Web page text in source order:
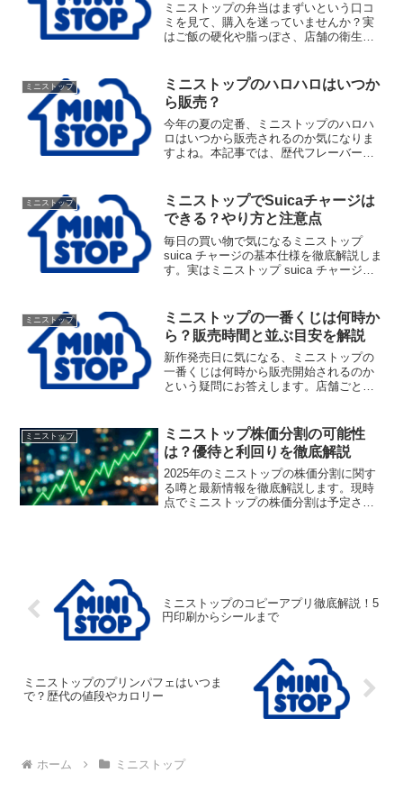
ミニストップの弁当はまずいという口コ
ミを見て、購入を迷っていませんか？実
はご飯の硬化や脂っぽさ、店舗の衛生面
いと言われるのか客観的な原因を徹底解
説し、失敗しない店内調理の手づくり弁
当の選び方をご紹介します。
ミニストップ
ミニストップのハロハロはいつか
ら販売？
今年の夏の定番、ミニストップのハロハ
ロはいつから販売されるのか気になりま
すよね。本記事では、歴代フレーバーの
ップのハロハロがいつからいつまで楽し
めるのか、最新スケジュールを知って最
高の夏にしましょう！
ミニストップ
ミニストップでSuicaチャージは
できる？やり方と注意点
毎日の買い物で気になるミニストップ
suica チャージの基本仕様を徹底解説しま
す。実はミニストップ suica チャージは
理由やセルフレジのエラー原因、お得で
便利な解決策まで網羅した完全ガイドで
す。
ミニストップ
ミニストップの一番くじは何時か
ら？販売時間と並ぶ目安を解説
新作発売日に気になる、ミニストップの
一番くじは何時から販売開始されるのか
という疑問にお答えします。店舗ごとの
た賞品を確実に入手するため、ミニスト
ップの一番くじは何時から並ぶべきか参
考にしてください。
ミニストップ
ミニストップ株価分割の可能性
は？優待と利回りを徹底解説
2025年のミニストップの株価分割に関す
る噂と最新情報を徹底解説します。現時
点でミニストップの株価分割は予定され
ミニストップのコピーアプリ徹底解説！5
円印刷からシールまで
ミニストップのプリンパフェはいつま
で？歴代の値段やカロリー
ホーム ミニストップ